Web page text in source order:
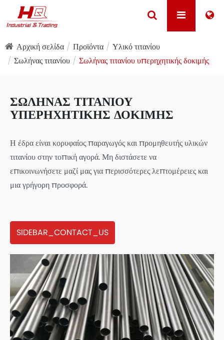
Αρχική σελίδα Προϊόντα
Υλικό τιτανίου
Σωλήνας τιτανίου
Σωλήνας τιτανίου υπερηχητικής δοκιμής
ΣΩΛΉΝΑΣ ΤΙΤΑΝΊΟΥ
ΥΠΕΡΗΧΗΤΙΚΉΣ ΔΟΚΙΜΉΣ
Η έδρα είναι κορυφαίος παραγωγός και προμηθευτής υλικών
τιτανίου στην τοπική αγορά. Μη διστάσετε να
επικοινωνήσετε μαζί μας για περισσότερες λεπτομέρειες και
μια γρήγορη προσφορά.
SIDEBAR_CONTACT_US